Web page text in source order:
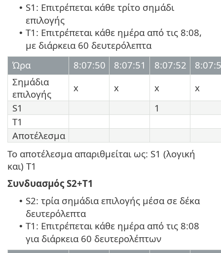
• S1: Επιτρέπεται κάθε τρίτο σημάδι
επιλογής
• T1: Επιτρέπεται κάθε ημέρα από τις 8:08,
με διάρκεια 60 δευτερόλεπτα
Ώρα
8:07:50 8:07:51 8:07:52
Σημάδια
επιλογής
x x x
x
S1
1
T1
Αποτέλεσμα
Το αποτέλεσμα απαριθμείται ως: S1 (λογική
και) T1
Συνδυασμός S2+T1
• S2: τρία σημάδια επιλογής μέσα σε δέκα
δευτερόλεπτα
• T1: Επιτρέπεται κάθε ημέρα από τις 8:08
για διάρκεια 60 δευτερολέπτων